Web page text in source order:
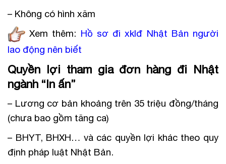
– Không có hình xăm
Xem thêm: Hồ sơ đi xklđ Nhật Bản người
lao động nên biết
Quyền lợi tham gia đơn hàng đi Nhật
ngành “In ấn”
– Lương cơ bản khoảng trên 35 triệu đồng/tháng
(chưa bao gồm tăng ca)
– BHYT, BHXH… và các quyền lợi khác theo quy
định pháp luật Nhật Bản.